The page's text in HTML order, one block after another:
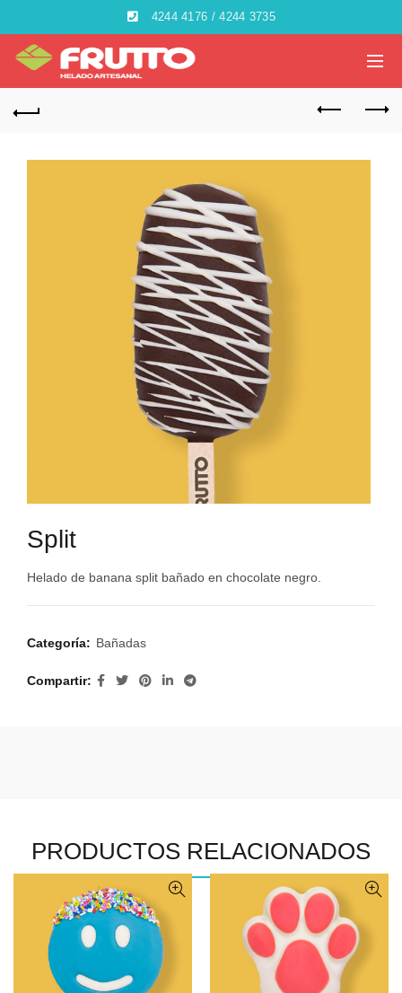
4244 4176 / 4244 3735
Split
Helado de banana split bañado en chocolate negro.
Categoría: Bañadas
Compartir
PRODUCTOS RELACIONADOS